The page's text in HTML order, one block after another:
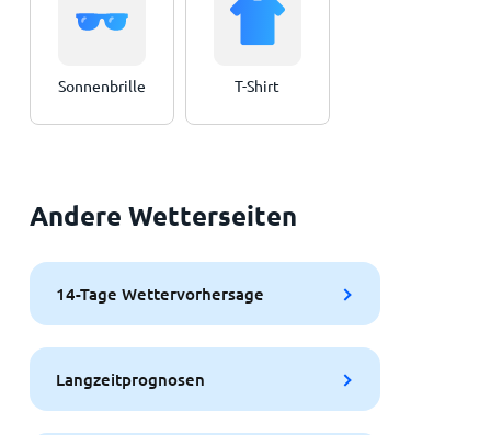
Sonnenbrille T-Shirt
Andere Wetterseiten
14-Tage Wettervorhersage
Langzeitprognosen